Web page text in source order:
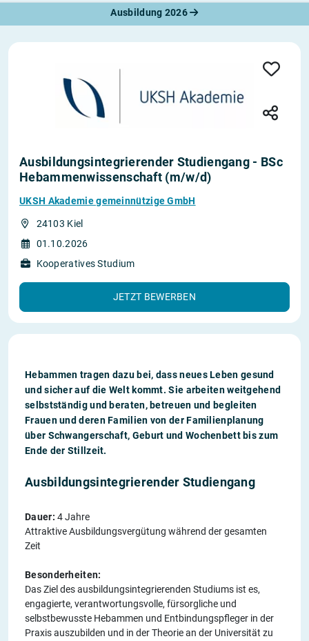
Ausbildung 2026
Ausbildungsintegrierender Studiengang - BSc
Hebammenwissenschaft (m/w/d)
UKSH Akademie gemeinnützige GmbH
24103 Kiel
01.10.2026
Kooperatives Studium
JETZT BEWERBEN
Hebammen tragen dazu bei, dass neues Leben gesund
und sicher auf die Welt kommt. Sie arbeiten weitgehend
selbstständig und beraten, betreuen und begleiten
Frauen und deren Familien von der Familienplanung
über Schwangerschaft, Geburt und Wochenbett bis zum
Ende der Stillzeit.
Ausbildungsintegrierender Studiengang
Dauer: 4 Jahre
Attraktive Ausbildungsvergütung während der gesamten
Zeit
Besonderheiten:
Das Ziel des ausbildungsintegrierenden Studiums ist es,
engagierte, verantwortungsvolle, fürsorgliche und
selbstbewusste Hebammen und Entbindungspfleger in der
Praxis auszubilden und in der Theorie an der Universität zu